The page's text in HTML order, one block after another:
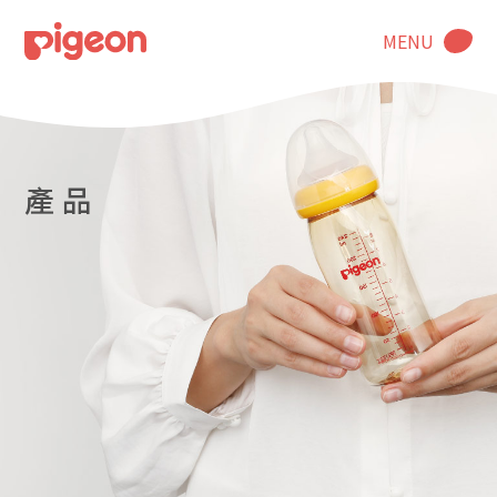
MENU
產 品